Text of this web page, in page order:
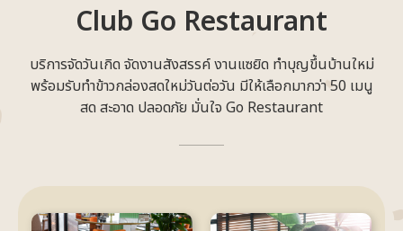
Club Go Restaurant
บริการจัดวันเกิด จัดงานสังสรรค์ งานแซยิด ทำบุญขึ้นบ้านใหม่
พร้อมรับทำข้าวกล่องสดใหม่วันต่อวัน มีให้เลือกมากว่า 50 เมนู
สด สะอาด ปลอดภัย มั่นใจ Go Restaurant